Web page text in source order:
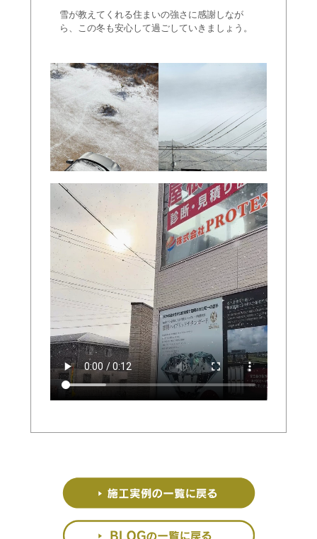
雪が教えてくれる住まいの強さに感謝しなが
ら、この冬も安心して過ごしていきましょう。